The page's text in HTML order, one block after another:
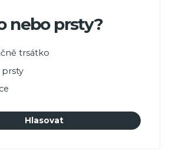
nebo prsty?
trsátko
prsty